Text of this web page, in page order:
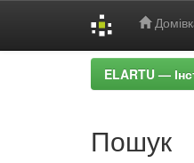
ELARTU —
Пошук